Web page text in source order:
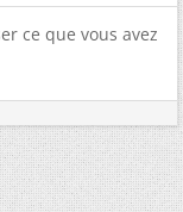
ce que vous avez